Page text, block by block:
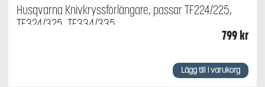
Husqvarna Knivkryssförlängare, passar TF224/225,
TF324/325, TF334/335
799kr
Lägg till i varukorg